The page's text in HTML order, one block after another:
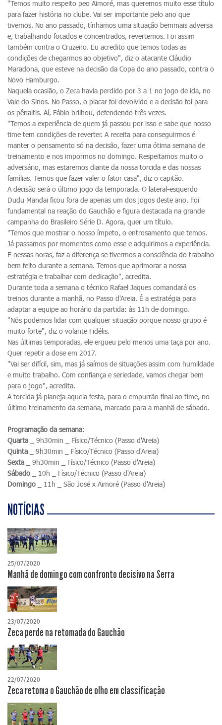
"Temos muito respeito peo Aimoré, mas queremos muito esse título
para fazer história no clube. Vai ser importante pelo ano que
tivemos. No ano passado, tínhamos uma situação bemmais adversa
e, trabalhando focados e concentrados, revertemos. Foi assim
também contra o Cruzeiro. Eu acredito que temos todas as
condições de chegarmos ao objetivo", diz o atacante Cláudio
Maradona, que esteve na decisão da Copa do ano passado, contra o
Novo Hamburgo.
Naquela ocasião, o Zeca havia perdido por 3 a 1 no jogo de ida, no
Vale do Sinos. No Passo, o placar foi devolvido e a decisão foi para
os pênaltis. Aí, Fábio brilhou, defendendo três vezes.
"Temos a experiência de quem já passou por isso e sabe que nosso
time tem condições de reverter. A receita para conseguirmos é
manter o pensamento só na decisão, fazer uma ótima semana de
treinamento e nos impormos no domingo. Respeitamos muito o
adversário, mas estaremos diante da nossa torcida e das nossas
famílias. Temos que fazer valer o fator casa", diz o capitão.
A decisão será o último jogo da temporada. O lateral-esquerdo
Dudu Mandai ficou fora de apenas um dos jogos deste ano. Foi
fundamental na reação do Gauchão e figura destacada na grande
campanha do Brasileiro Série D. Agora, quer um título.
"Temos que mostrar o nosso ímpeto, o entrosamento que temos.
Já passamos por momentos como esse e adquirimos a experiência.
E nessas horas, faz a diferença se tivermos a consciência do trabalho
bem feito durante a semana. Temos que aprimorar a nossa
estratégia e trabalhar com dedicação", acredita.
Durante toda a semana o técnico Rafael Jaques comandará os
treinos durante a manhã, no Passo d'Areia. É a estratégia para
adaptar a equipe ao horário da partida: às 11h de domingo.
"Nós podemos lidar com qualquer situação porque nosso grupo é
muito forte", diz o volante Fidélis.
Nas últimas temporadas, ele ergueu pelo menos uma taça por ano.
Quer repetir a dose em 2017.
"Vai ser difícil, sim, mas já saímos de situações assim com humildade
e muito trabalho. Com confiança e seriedade, vamos chegar bem
para o jogo", acredita.
A torcida já planeja aquela festa, para o empurrão final ao time, no
último treinamento da semana, marcado para a manhã de sábado.
Programação da semana:
Quarta _ 9h30min _ Físico/Técnico (Passo d'Areia)
Quinta _ 9h30min _ Físico/Técnico (Passo d'Areia)
Sexta _ 9h30min _ Físico/Técnico (Passo d'Areia)
Sábado _ 10h _ Físico/Técnico (Passo d'Areia)
Domingo _ 11h _ São José x Aimoré (Passo d'Areia)
NOTÍCIAS
25/07/2020
Manhã de domingo com confronto decisivo na Serra
23/07/2020
Zeca perde na retomada do Gauchão
22/07/2020
Zeca retoma o Gauchão de olho em classificação